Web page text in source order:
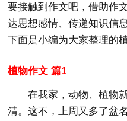
要接触到作文吧，借助作
达思想感情、传递知识信
下面是小编为大家整理的
植物作文 篇1
在我家，动物、植物
清。这不，上周又多了盆